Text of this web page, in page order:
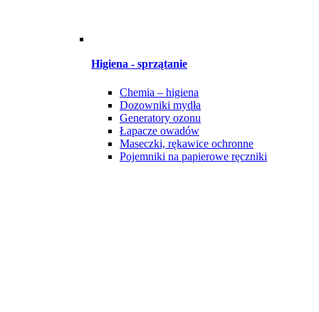
Higiena - sprzątanie
Chemia – higiena
Dozowniki mydła
Generatory ozonu
Łapacze owadów
Maseczki, rękawice ochronne
Pojemniki na papierowe ręczniki